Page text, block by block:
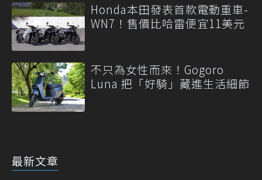
Honda本田發表首款電動重車-
WN7！售價比哈雷便宜11美元
不只為女性而來！Gogoro
Luna 把「好騎」藏進生活細節
最新文章